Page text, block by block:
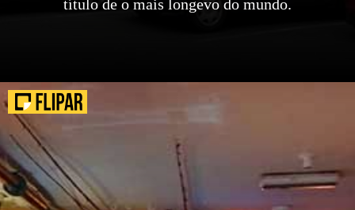
título de o mais longevo do mundo.